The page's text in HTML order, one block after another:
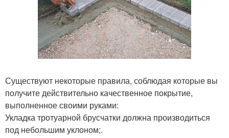
Существуют некоторые правила, соблюдая которые вы
получите действительно качественное покрытие,
выполненное своими руками:
Укладка тротуарной брусчатки должна производиться
под небольшим уклоном;.